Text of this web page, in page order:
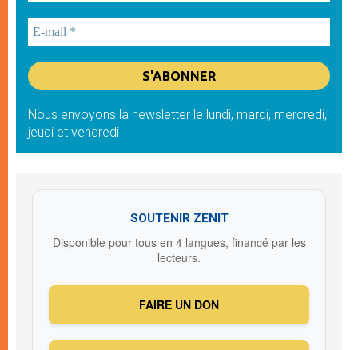
Nous envoyons la newsletter le lundi, mardi, mercredi,
jeudi et vendredi
SOUTENIR ZENIT
Disponible pour tous en 4 langues, financé par les
lecteurs.
FAIRE UN DON